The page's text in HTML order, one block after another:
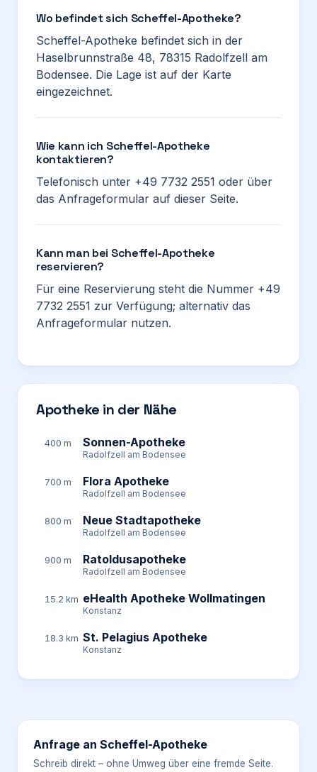
Wo befindet sich Scheffel-Apotheke?
Scheffel-Apotheke befindet sich in der
Haselbrunnstraße 48, 78315 Radolfzell am
Bodensee. Die Lage ist auf der Karte
eingezeichnet.
Wie kann ich Scheffel-Apotheke
kontaktieren?
Telefonisch unter +49 7732 2551 oder über
das Anfrageformular auf dieser Seite.
Kann man bei Scheffel-Apotheke
reservieren?
Für eine Reservierung steht die Nummer +49
7732 2551 zur Verfügung; alternativ das
Anfrageformular nutzen.
Apotheke in der Nähe
400 m Sonnen-Apotheke
Radolfzell am Bodensee
700 m Flora Apotheke
Radolfzell am Bodensee
800 m Neue Stadtapotheke
Radolfzell am Bodensee
900 m Ratoldusapotheke
Radolfzell am Bodensee
15.2 km eHealth Apotheke Wollmatingen
Konstanz
18.3 km St. Pelagius Apotheke
Konstanz
Anfrage an Scheffel-Apotheke
Schreib direkt – ohne Umweg über eine fremde Seite.